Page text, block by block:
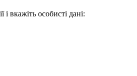
і вкажiть особисті дані: